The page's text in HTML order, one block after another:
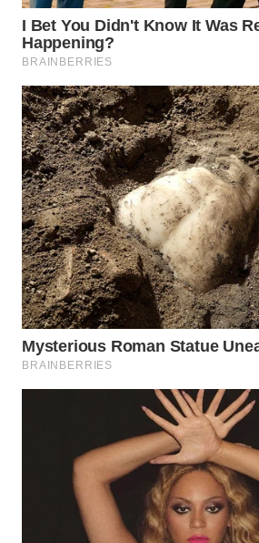
WN
MADURA
WN
SURABAYA
WN
NATUNA
WN
BINTAN
WN
MANDALIKA
WN
WN
LABUANBAJO